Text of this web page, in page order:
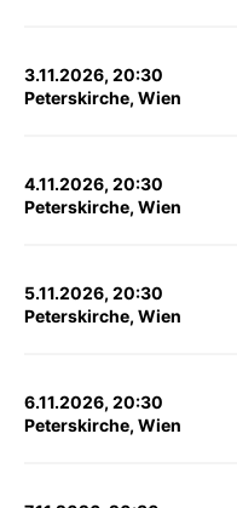
3.11.2026, 20:30
Peterskirche, Wien
4.11.2026, 20:30
Peterskirche, Wien
5.11.2026, 20:30
Peterskirche, Wien
6.11.2026, 20:30
Peterskirche, Wien